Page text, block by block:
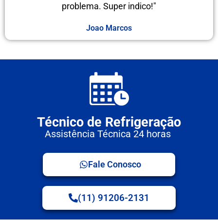
problema. Super indico!"
Joao Marcos
Técnico de Refrigeração
Assistência Técnica 24 horas
Fale Conosco
(11) 91206-2131